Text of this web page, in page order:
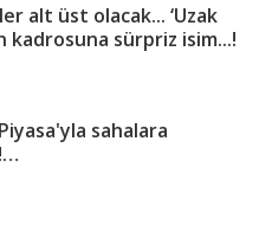
alt üst olacak... ‘Uzak
kadrosuna sürpriz isim...!
sahalara